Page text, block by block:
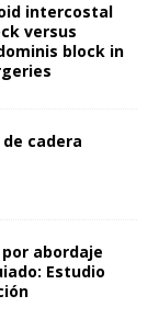
intercostal
versus
block in
cadera
abordaje
Estudio